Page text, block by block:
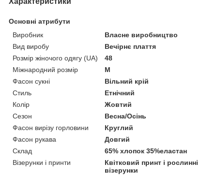
Основні атрибути
Виробник
Власне виробництво
Вид виробу
Вечірнє плаття
Розмір жіночого одягу (UA)
48
Міжнародний розмір
M
Фасон сукні
Вільний крій
Стиль
Етнічний
Колір
Жовтий
Сезон
Весна/Осінь
Фасон вирізу горловини
Круглий
Фасон рукава
Довгий
Склад
65% хлопок 35%еластан
Візерунки і принти
Квітковий принт і рослинні
візерунки